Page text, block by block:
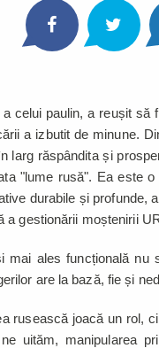
celui paulin, a reușit să
a izbutit de minune.
larg răspândita și
"lume rusă". Ea este
durabile și profunde,
a gestionării moștenirii
mai ales funcțională
are la bază, fie și
rusească joacă un rol,
uităm, manipularea